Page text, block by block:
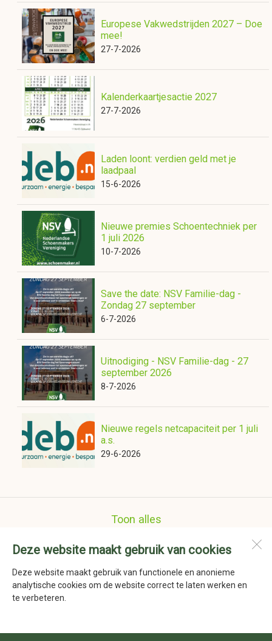
Deze website maakt gebruik van cookies
Deze website maakt gebruik van functionele en anonieme
analytische cookies om de website correct te laten werken en
te verbeteren.
Europese Vakwedstrijden 2027 – Doe
mee!
27-7-2026
Kalenderkaartjesactie 2027
27-7-2026
Laden loont: verdien geld met je
laadpaal
15-6-2026
Nieuwe premies Schoentechniek per
1 juli 2026
10-7-2026
Save the date: NSV Familie-dag -
Zondag 27 september
6-7-2026
Uitnodiging - NSV Familie-dag - 27
september 2026
8-7-2026
Nieuwe regels netcapaciteit per 1 juli
a.s.
29-6-2026
Toon alles
Havenstraat 41a
1736 KDZijdewind